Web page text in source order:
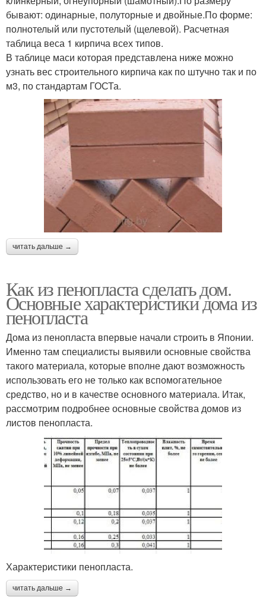
бывают: одинарные, полуторные и двойные.По форме:
полнотелый или пустотелый (щелевой). Расчетная
таблица веса 1 кирпича всех типов.
В таблице маси которая представлена ниже можно
узнать вес строительного кирпича как по штучно так и по
м3, по стандартам ГОСТа.
читать дальше →
Как из пенопласта сделать дом.
Основные характеристики дома из
пенопласта
Дома из пенопласта впервые начали строить в Японии.
Именно там специалисты выявили основные свойства
такого материала, которые вполне дают возможность
использовать его не только как вспомогательное
средство, но и в качестве основного материала. Итак,
рассмотрим подробнее основные свойства домов из
листов пенопласта.
Характеристики пенопласта.
читать дальше →